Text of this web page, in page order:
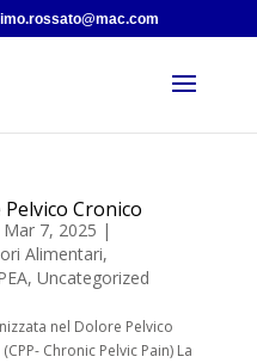
Cronico
Mar 7, 2025 |
Alimentari,
, Uncategorized
nel Dolore Pelvico
Chronic Pelvic Pain) La